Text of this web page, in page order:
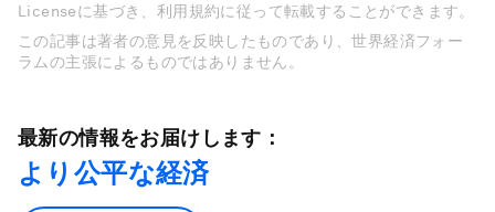
Licenseに基づき、利用規約に従って転載することができます。
この記事は著者の意見を反映したものであり、世界経済フォー
ラムの主張によるものではありません。
最新の情報をお届けします：
より公平な経済